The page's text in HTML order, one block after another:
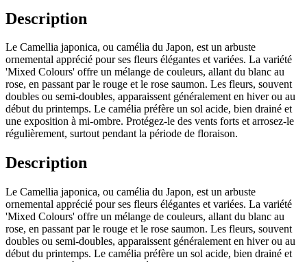
Description
Le Camellia japonica, ou camélia du Japon, est un arbuste
ornemental apprécié pour ses fleurs élégantes et variées. La variété
'Mixed Colours' offre un mélange de couleurs, allant du blanc au
rose, en passant par le rouge et le rose saumon. Les fleurs, souvent
doubles ou semi-doubles, apparaissent généralement en hiver ou au
début du printemps. Le camélia préfère un sol acide, bien drainé et
une exposition à mi-ombre. Protégez-le des vents forts et arrosez-le
régulièrement, surtout pendant la période de floraison.
Description
Le Camellia japonica, ou camélia du Japon, est un arbuste
ornemental apprécié pour ses fleurs élégantes et variées. La variété
'Mixed Colours' offre un mélange de couleurs, allant du blanc au
rose, en passant par le rouge et le rose saumon. Les fleurs, souvent
doubles ou semi-doubles, apparaissent généralement en hiver ou au
début du printemps. Le camélia préfère un sol acide, bien drainé et